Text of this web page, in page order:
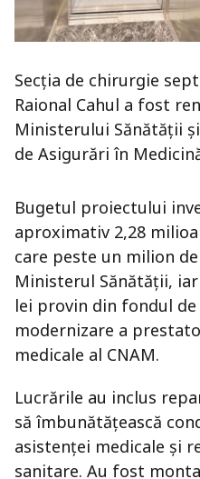
Secția de chirurgie
Raional Cahul a fost
Ministerului Sănătății
de Asigurări în
Bugetul proiectului
aproximativ 2,28
care peste un milion
Ministerul Sănătății,
lei provin din fondul
modernizare a
medicale al CNAM.
Lucrările au inclus
să îmbunătățească
asistenței medicale și
sanitare. Au fost